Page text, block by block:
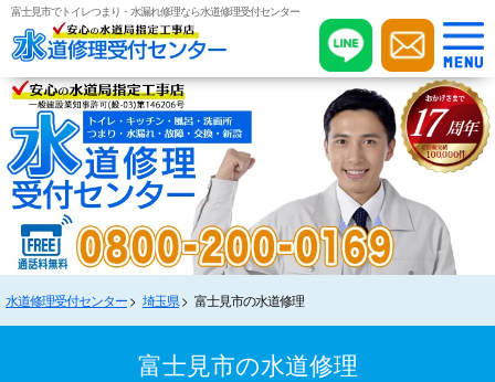
富士見市でトイレつまり・水漏れ修理なら水道修理受付センター
水道修理受付センター 埼玉県 富士見市の水道修理
富士見市の水道修理